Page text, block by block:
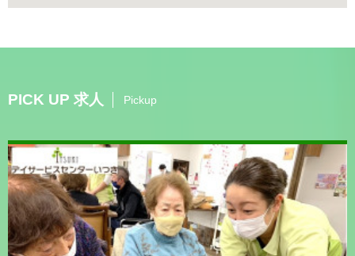
PICK UP 求人 Pickup